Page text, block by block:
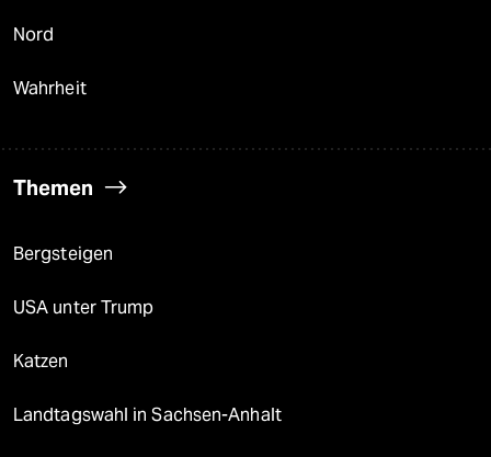
Nord
Wahrheit
Themen
Bergsteigen
USA unter Trump
Katzen
Landtagswahl in Sachsen-Anhalt